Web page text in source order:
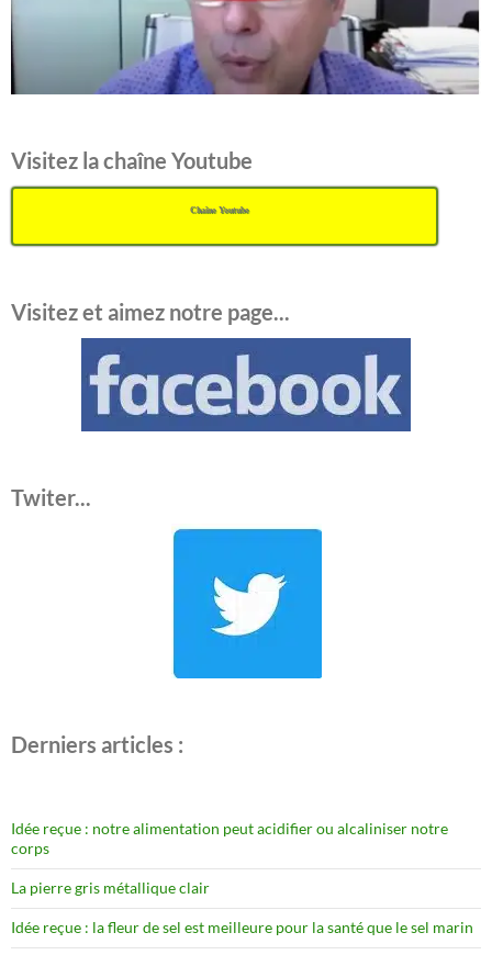
Visitez la chaîne Youtube
Chaîne Youtube
Visitez et aimez notre page...
Twiter...
Derniers articles :
Idée reçue : notre alimentation peut acidifier ou alcaliniser notre
corps
La pierre gris métallique clair
Idée reçue : la fleur de sel est meilleure pour la santé que le sel marin